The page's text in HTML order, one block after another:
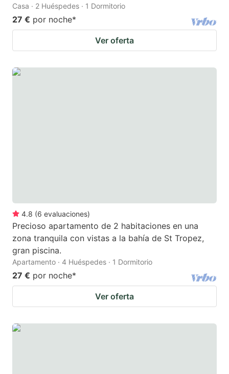
Casa · 2 Huéspedes · 1 Dormitorio
27 € por noche*
Ver oferta
4.8 (6 evaluaciones)
Precioso apartamento de 2 habitaciones en una
zona tranquila con vistas a la bahía de St Tropez,
gran piscina.
Apartamento · 4 Huéspedes · 1 Dormitorio
27 € por noche*
Ver oferta